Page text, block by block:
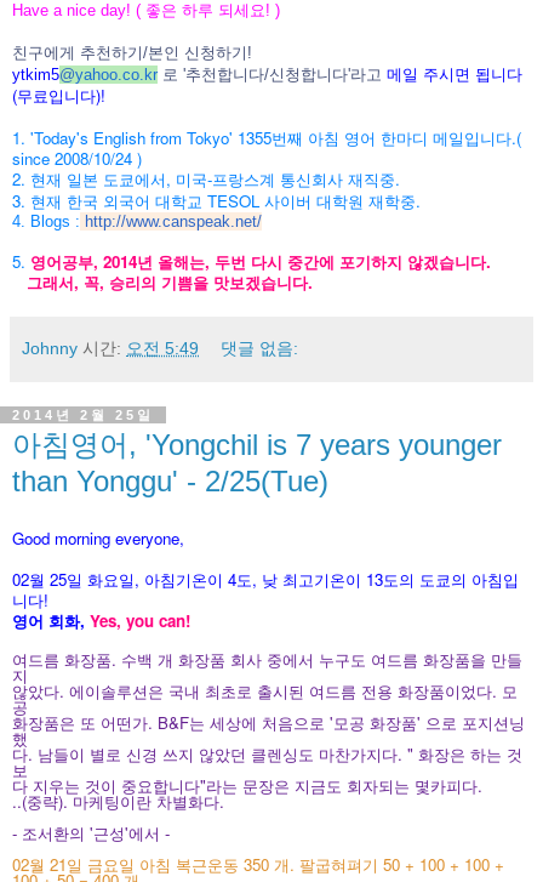
Have a nice day! ( 좋은 하루 되세요! )
친구에게 추천하기/본인 신청하기!
ytkim5@yahoo.co.kr 로 '추천합니다/신청합니다'라고 메일 주시면 됩니다
(무료입니다)!
1. 'Today's English from Tokyo' 1355번째 아침 영어 한마디 메일입니다.(
since 2008/10/24 )
2. 현재 일본 도쿄에서, 미국-프랑스계 통신회사 재직중.
3. 현재 한국 외국어 대학교 TESOL 사이버 대학원 재학중.
4. Blogs : http://www.canspeak.net/
5. 영어공부, 2014년 올해는, 두번 다시 중간에 포기하지 않겠습니다.
그래서, 꼭, 승리의 기쁨을 맛보겠습니다.
Johnny 시간: 오전 5:49 댓글 없음:
2014년 2월 25일
아침영어, 'Yongchil is 7 years younger
than Yonggu' - 2/25(Tue)
Good morning everyone,
02월 25일 화요일, 아침기온이 4도, 낮 최고기온이 13도의 도쿄의 아침입
니다!
영어 회화, Yes, you can!
여드름 화장품. 수백 개 화장품 회사 중에서 누구도 여드름 화장품을 만들
지
않았다. 에이솔루션은 국내 최초로 출시된 여드름 전용 화장품이었다. 모
공
화장품은 또 어떤가. B&F는 세상에 처음으로 '모공 화장품' 으로 포지션닝
했
다. 남들이 별로 신경 쓰지 않았던 클렌싱도 마찬가지다. " 화장은 하는 것
보
다 지우는 것이 중요합니다"라는 문장은 지금도 회자되는 몇카피다.
..(중략). 마케팅이란 차별화다.
- 조서환의 '근성'에서 -
02월 21일 금요일 아침 복근운동 350 개. 팔굽혀펴기 50 + 100 + 100 +